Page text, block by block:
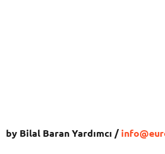
by Bilal Baran Yardımcı /